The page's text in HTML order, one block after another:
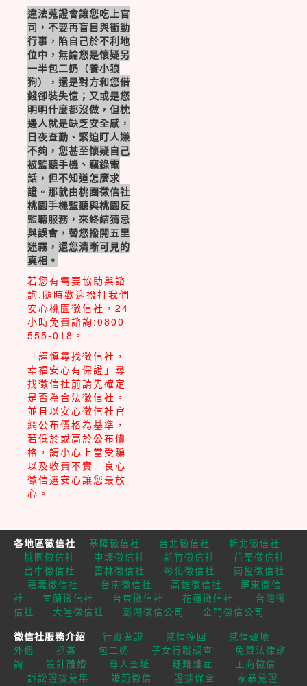
違法蒐證會讓您吃上官
司，不要再盲目與衝動
行事，陷自己於不利地
位中，無論您是懷疑另
一半包二奶（養小狼
狗），還是對方和您借
錢卻裝失憶；又或是您
明明什麼都沒做，但枕
邊人就是缺乏安全感，
日夜查勤、緊迫盯人嫌
不夠，您甚至懷疑自己
被監聽手機、竊錄電
話，但不知道怎麼求
證。那就由桃園徵信社
桃園手機監聽與桃園反
監聽服務，來終結猜忌
與誤會，替您撥開五里
迷霧，還您清晰可見的
真相。
若您有需要協助與諮
詢,隨時歡迎撥打我們
安心桃園徵信社，24
小時免費諮詢:0800-
555-018。
「謹慎尋找徵信社，
幸福安心有保證」尋
找徵信社前請先確定
是否為合法徵信社。
並且以安心徵信社官
網公布價格為基準，
若低於或高於公布價
格，請小心上當受騙
以及收費不實。良心
徵信選安心讓您最放
心。
各地區徵信社 基隆徵信社 台北徵信社 新北徵信社
桃園徵信社 中壢徵信社 新竹徵信社 苗栗徵信社
台中徵信社 雲林徵信社 彰化徵信社 南投徵信社
嘉義徵信社 台南徵信社 高雄徵信社
屏東徵信
社
宜蘭徵信社 台東徵信社 花蓮徵信社
台灣徵
信社
大陸徵信社 澎湖徵信公司 金門徵信公司
徵信社服務介紹 行蹤蒐證 感情挽回 感情破壞
外遇 抓姦 包二奶 子女行蹤調查
免費法律諮
詢
設計離婚 尋人查址 疑難雜症 工商徵信
訴訟證據蒐集 婚前徵信 證據保全 家暴蒐證